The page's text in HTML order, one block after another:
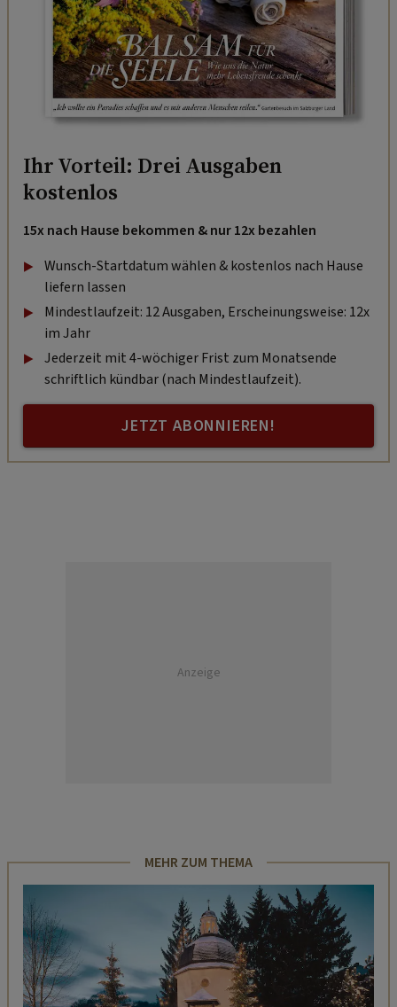
Ihr Vorteil: Drei Ausgaben
kostenlos
15x nach Hause bekommen & nur 12x bezahlen
Wunsch-Startdatum wählen & kostenlos nach Hause
liefern lassen
Mindestlaufzeit: 12 Ausgaben, Erscheinungsweise: 12x
im Jahr
Jederzeit mit 4-wöchiger Frist zum Monatsende
schriftlich kündbar (nach Mindestlaufzeit).
JETZT ABONNIEREN!
Anzeige
MEHR ZUM THEMA